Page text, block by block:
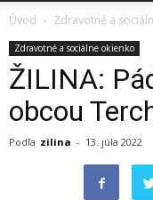
Úvod Zdravotné a
Zdravotné a sociálne okienko
ŽILINA:
obcou
Podľa zilina - 13. júla 2022